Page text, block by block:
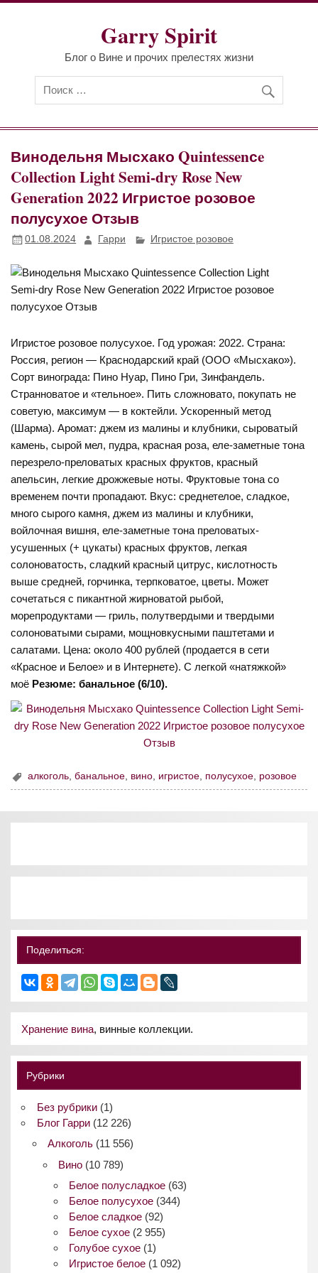
Перейти
Garry Spirit
Блог о Вине и прочих прелестях жизни
Винодельня Мысхако Quintessenсe
Collection Light Semi-dry Rose New
Generation 2022 Игристое розовое
полусухое Отзыв
01.08.2024 Гарри Игристое розовое
Игристое розовое полусухое. Год урожая: 2022. Страна:
Россия, регион — Краснодарский край (ООО «Мысхако»).
Сорт винограда: Пино Нуар, Пино Гри, Зинфандель.
Странноватое и «тельное». Пить сложновато, покупать не
советую, максимум — в коктейли. Ускоренный метод
(Шарма). Аромат: джем из малины и клубники, сыроватый
камень, сырой мел, пудра, красная роза, еле-заметные тона
перезрело-преловатых красных фруктов, красный
апельсин, легкие дрожжевые ноты. Фруктовые тона со
временем почти пропадают. Вкус: среднетелое, сладкое,
много сырого камня, джем из малины и клубники,
войлочная вишня, еле-заметные тона преловатых-
усушенных (+ цукаты) красных фруктов, легкая
солоноватость, сладкий красный цитрус, кислотность
выше средней, горчинка, терпковатое, цветы. Может
сочетаться с пикантной жирноватой рыбой,
морепродуктами — гриль, полутвердыми и твердыми
солоноватыми сырами, мощновкусными паштетами и
салатами. Цена: около 400 рублей (продается в сети
«Красное и Белое» и в Интернете). С легкой «натяжкой»
моё Резюме: банальное (6/10).
алкоголь,банальное, вино, игристое, полусухое, розовое
Поделиться:
Хранение вина, винные коллекции.
Рубрики
Без рубрики(1)
Блог Гарри(12 226)
Алкоголь(11 556)
Вино(10 789)
Белое полусладкое (63)
Белое полусухое (344)
Белое сладкое (92)
Белое сухое (2 955)
Голубое сухое (1)
Игристое белое (1 092)